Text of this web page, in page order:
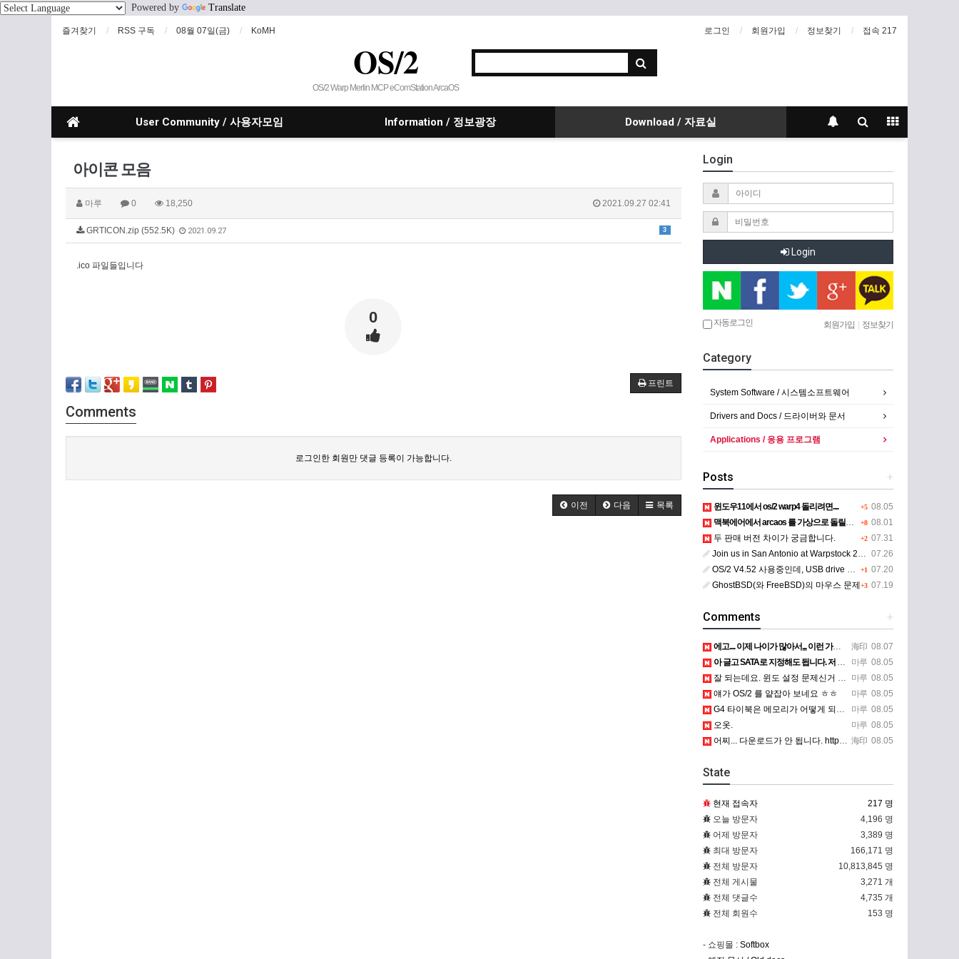
Powered by Translate
즐겨찾기 RSS 구독 08월 07일(금) KoMH 로그인 회원가입 정보찾기 접속 217
OS/2
OS/2 Warp Merlin MCP eComStation ArcaOS
User Community / 사용자모임 Information / 정보광장 Download / 자료실
아이콘 모음
마루 0 18,250 2021.09.27 02:41
3
GRTICON.zip (552.5K) 2021.09.27
.ico 파일들입니다
0
프린트
Comments
로그인한 회원만 댓글 등록이 가능합니다.
이전 다음 목록
Login
Login
자동로그인 회원가입 | 정보찾기
Category
System Software / 시스템소프트웨어
Drivers and Docs / 드라이버와 문서
Applications / 응용 프로그램
+
Posts
+5 08.05
윈도우11에서 os/2 warp4 돌리려면....
+8 08.01
맥북에어에서 arcaos 를 가상으로 돌릴려면 어떻게 해야 하는 지요?
+2 07.31
두 판매 버전 차이가 궁금합니다.
07.26
Join us in San Antonio at Warpstock 2026
+1 07.20
OS/2 V4.52 사용중인데, USB drive 사용 가능한지요?
+3 07.19
GhostBSD(와 FreeBSD)의 마우스 문제
+
Comments
海印 08.07
에고.... 이제 나이가 많아서,,, 이런 가상pc에 설치해보는 것도 귀찮군요.. ㅎㅎ 날씨도 덥고.....…
마루 08.05
아 글고 SATA로 지정해도 됩니다. 저 글 진짜 이상하네요. 옛날꺼 퍼와서 그런거 같은데요.
마루 08.05
잘 되는데요. 윈도 설정 문제신거 같은데. 크롬 브라우저나 파폭으로 해 보세요
마루 08.05
얘가 OS/2 를 얕잡아 보네요 ㅎㅎ
마루 08.05
G4 타이북은 메모리가 어떻게 되나요?
마루 08.05
오옷.
海印 08.05
어찌... 다운로드가 안 됩니다. https://www.oracle.com/kr/virtualization/…
State
현재 접속자
217 명
오늘 방문자
4,196 명
어제 방문자
3,389 명
최대 방문자
166,171 명
전체 방문자
10,813,845 명
전체 게시물
3,271 개
전체 댓글수
4,735 개
전체 회원수
153 명
- 쇼핑몰 : Softbox